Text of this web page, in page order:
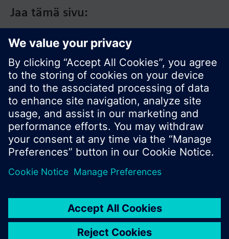
Jaa tämä sivu:
© Siemens Switzerland Ltd. 2017